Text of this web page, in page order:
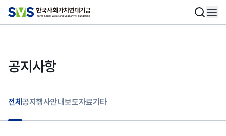
공지사항
전체 공지 행사안내보도자료기타